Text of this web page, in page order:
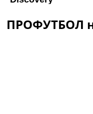
ПРОФУТБОЛ